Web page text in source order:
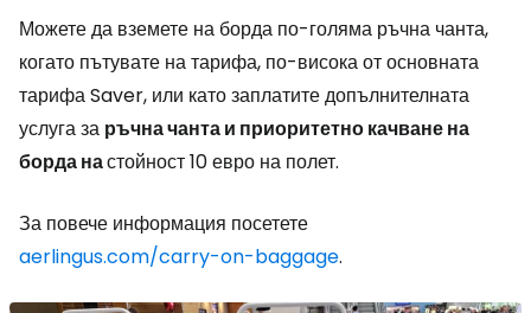
Можете да вземете на борда по-голяма ръчна чанта,
когато пътувате на тарифа, по-висока от основната
тарифа Saver, или като заплатите допълнителната
услуга за ръчна чанта и приоритетно качване на
борда настойност 10 евро на полет.
За повече информация посетете
aerlingus.com/carry-on-baggage.